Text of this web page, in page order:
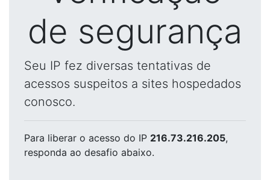
de segurança
Seu IP fez diversas tentativas de
acessos suspeitos a sites hospedados
conosco.
Para liberar o acesso do IP 216.73.216.205,
responda ao desafio abaixo.